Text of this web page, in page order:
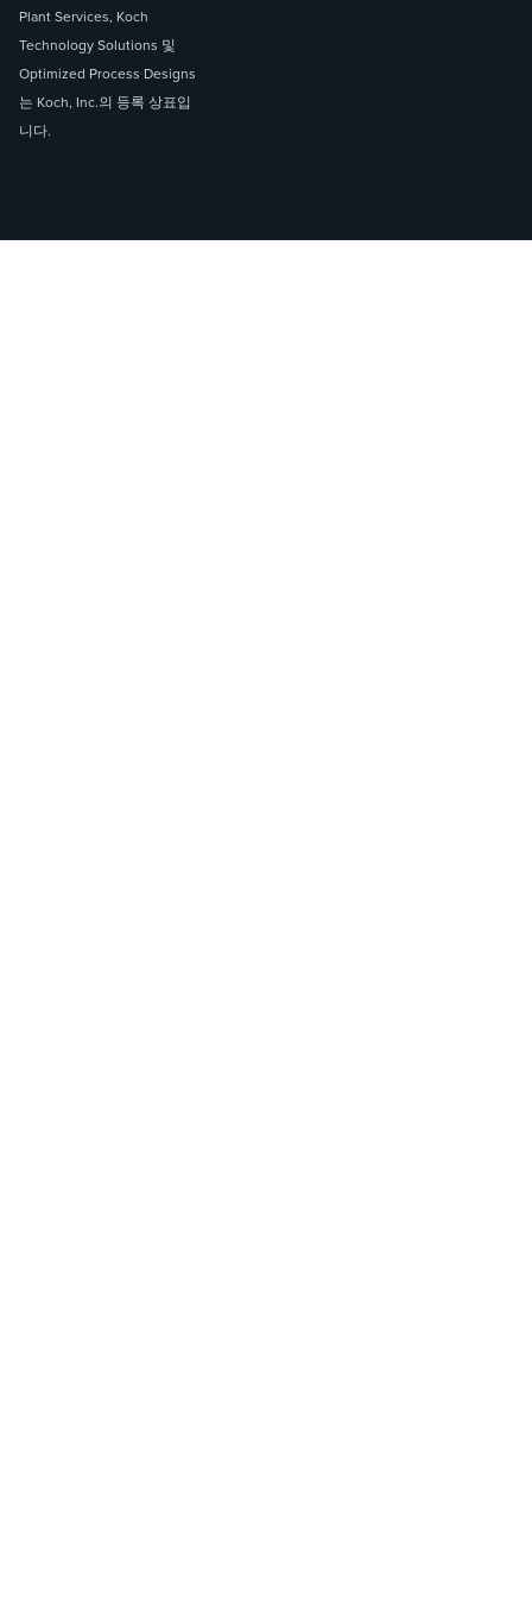
Plant Services, Koch
Technology Solutions 및
Optimized Process Designs
는 Koch, Inc.의 등록 상표입
니다.